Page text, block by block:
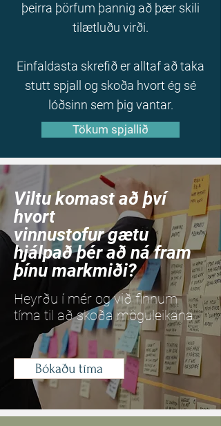
þeirra þörfum þannig að þær skili
tilætluðu virði.
Einfaldasta skrefið er alltaf að taka
stutt spjall og skoða hvort ég sé
lóðsinn sem þig vantar.
Tökum spjallið
Viltu komast að því
hvort
vinnustofur gætu
hjálpað þér að ná fram
þínu markmiði?
Heyrðu í mér og við finnum
tíma til að skoða möguleikana
Bókaðu tíma